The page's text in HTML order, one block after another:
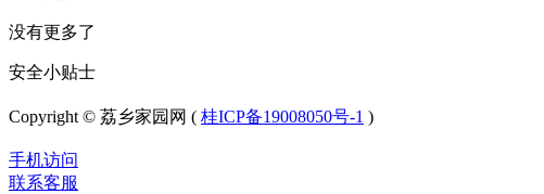
没有更多了
安全小贴士
Copyright © 荔乡家园网 ( 桂ICP备19008050号-1 )
手机访问
联系客服